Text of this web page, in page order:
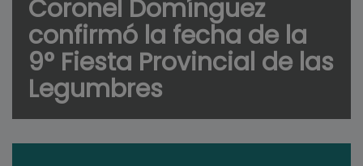
Coronel Domínguez
confirmó la fecha de la
9° Fiesta Provincial de las
Legumbres